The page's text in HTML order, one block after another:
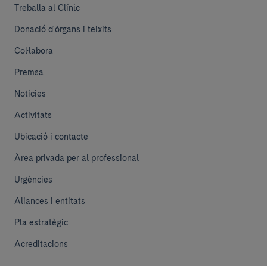
Treballa al Clínic
Donació d'òrgans i teixits
Col·labora
Premsa
Notícies
Activitats
Ubicació i contacte
Àrea privada per al professional
Urgències
Aliances i entitats
Pla estratègic
Acreditacions